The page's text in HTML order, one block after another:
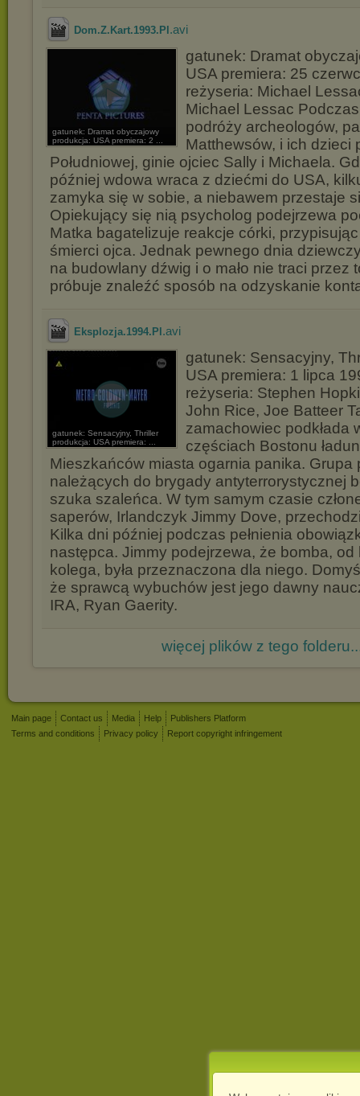
Dom.Z.Kart.1993.Pl .avi
gatunek: Dramat obyczajowy
produkcja: USA premiera: 2 ...
gatunek: Dramat
USA premiera: 25
reżyseria: Michael
Michael Lessac
podróży archeologów,
Matthewsów, i ich dzieci
Południowej, ginie ojciec Sally i Michaela.
później wdowa wraca z dziećmi do USA,
zamyka się w sobie, a niebawem przestaje
Opiekujący się nią psycholog podejrzewa
Matka bagatelizuje reakcje córki,
śmierci ojca. Jednak pewnego dnia
na budowlany dźwig i o mało nie traci przez
próbuje znaleźć sposób na odzyskanie
Eksplozja.1994.Pl .avi
gatunek: Sensacyjny, Thriller
produkcja: USA premiera: ...
gatunek: Sensacyjny,
USA premiera: 1 lipca
reżyseria: Stephen
John Rice, Joe Batteer
zamachowiec podkłada
częściach Bostonu
Mieszkańców miasta ogarnia panika. Grupa
należących do brygady antyterrorystycznej
szuka szaleńca. W tym samym czasie
saperów, Irlandczyk Jimmy Dove,
Kilka dni później podczas pełnienia
następca. Jimmy podejrzewa, że bomba, od
kolega, była przeznaczona dla niego.
że sprawcą wybuchów jest jego dawny
IRA, Ryan Gaerity.
więcej plików z tego
Main page Contact us Media Help
Publishers Platform
Terms and conditions
Privacy policy Report copyright infringement